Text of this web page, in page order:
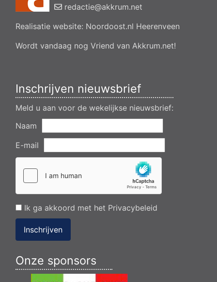
bedrijfsverzamelgebouw, spikerboor naast nummer 11-1
Aanvraag omgevingsvergunning wateractiviteit wf-1009518
van een transformatorstation project nulelie Akkrum nabij de
redactie@akkrum.net
Realisatie website: Noordoost.nl Heerenveen
Wordt vandaag nog Vriend van Akkrum.net!
Inschrijven nieuwsbrief
Meld u aan voor de wekelijkse nieuwsbrief:
Naam
E-mail
Ik ga akkoord met het Privacybeleid
Inschrijven
Onze sponsors